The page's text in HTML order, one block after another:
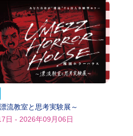
流教室と思考実験展～
日 - 2026年09月06日